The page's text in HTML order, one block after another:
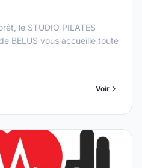
le STUDIO PILATES
BELUS vous accueille toute
Voir